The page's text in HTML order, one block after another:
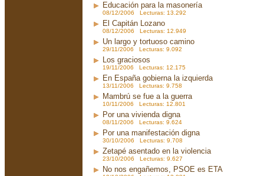
Educación para la masonería
08/12/2006 Lecturas: 13.292
El Capitán Lozano
08/12/2006 Lecturas: 12.949
Un largo y tortuoso camino
29/11/2006 Lecturas: 9.092
Los graciosos
19/11/2006 Lecturas: 12.175
En España gobierna la izquierda
13/11/2006 Lecturas: 9.758
Mambrú se fue a la guerra
10/11/2006 Lecturas: 12.801
Por una vivienda digna
08/11/2006 Lecturas: 9.624
Por una manifestación digna
30/10/2006 Lecturas: 9.708
Zetapé asentado en la violencia
23/10/2006 Lecturas: 9.627
No nos engañemos, PSOE es ETA